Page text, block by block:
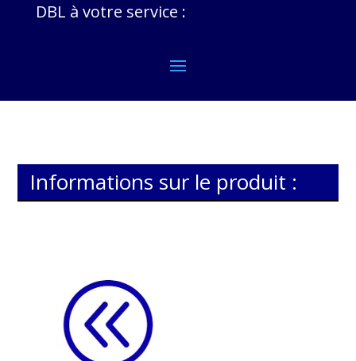
DBL à votre service :
Informations sur le produit :